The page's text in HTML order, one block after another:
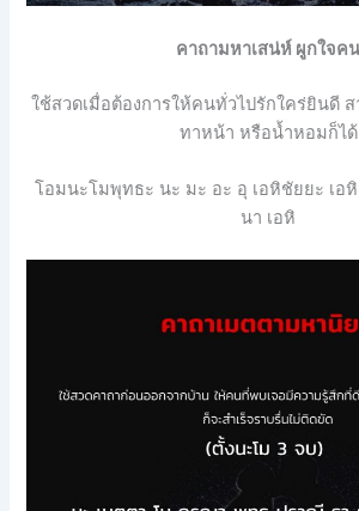
คาถามหาเสน่ห์ ผูกใจคน
ใช้สวดเมื่อต้องการให้คนทั่วไปรักใคร่ยินดี
ทาหน้า หรือน้ำหอมก็ได้
โอมนะโมพุทธะ นะ มะ อะ อุ เอหิชัยยะ เอ
นา เอหิ